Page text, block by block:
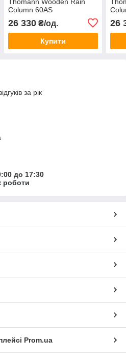
Column 60AS
26 330₴/од.
Купити
26
за рік
до 17:30
роботи
Prom.ua